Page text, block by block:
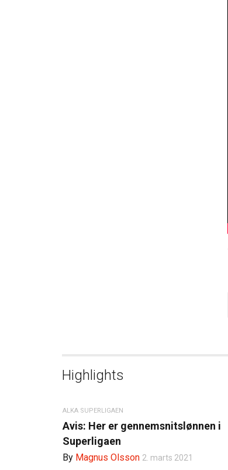
Highlights
ALKA SUPERLIGAEN
Avis: Her er gennemsnitslønnen i
Superligaen
By Magnus Olsson 2. marts 2021